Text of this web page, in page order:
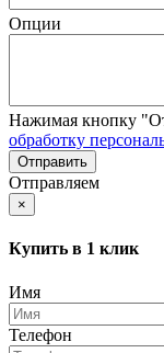
Опции
Нажимая кнопку
обработку
Отправляем
×
Купить в 1 клик
Имя
Телефон